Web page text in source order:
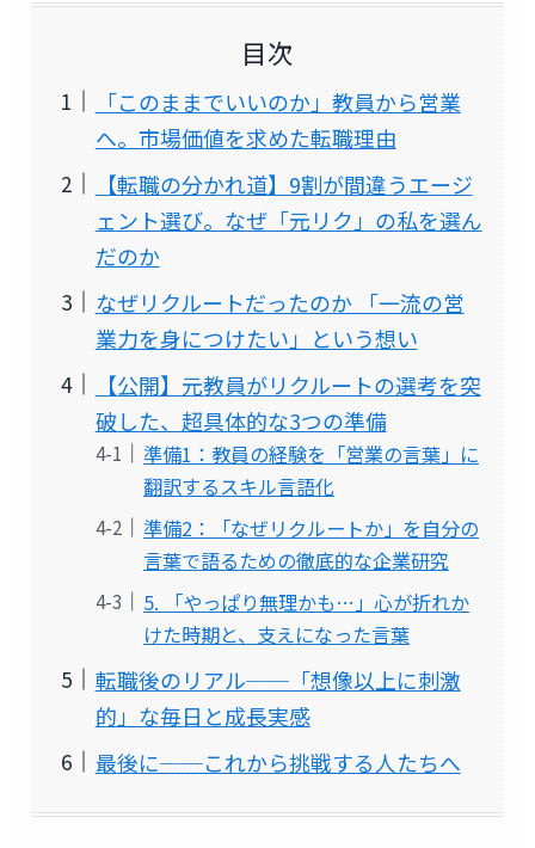
目次
「このままでいいのか」教員から営業
へ。市場価値を求めた転職理由
【転職の分かれ道】9割が間違うエージ
ェント選び。なぜ「元リク」の私を選ん
だのか
なぜリクルートだったのか 「一流の営
業力を身につけたい」という想い
【公開】元教員がリクルートの選考を突
破した、超具体的な3つの準備
準備1：教員の経験を「営業の言葉」に
翻訳するスキル言語化
準備2：「なぜリクルートか」を自分の
言葉で語るための徹底的な企業研究
5. 「やっぱり無理かも…」心が折れか
けた時期と、支えになった言葉
転職後のリアル──「想像以上に刺激
的」な毎日と成長実感
最後に──これから挑戦する人たちへ